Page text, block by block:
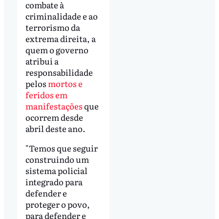
combate à
criminalidade e ao
terrorismo da
extrema direita, a
quem o governo
atribui a
responsabilidade
pelos mortos e
feridos em
manifestaçõesque
ocorrem desde
abril deste ano.
"Temos que seguir
construindo um
sistema policial
integrado para
defender e
proteger o povo,
para defender e